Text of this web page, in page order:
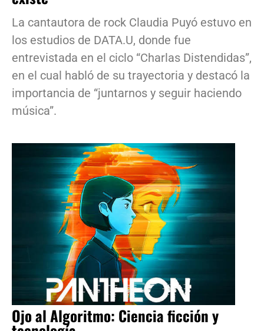
La cantautora de rock Claudia Puyó estuvo en
los estudios de DATA.U, donde fue
entrevistada en el ciclo “Charlas Distendidas”,
en el cual habló de su trayectoria y destacó la
importancia de “juntarnos y seguir haciendo
música”.
Ojo al Algoritmo: Ciencia ficción y